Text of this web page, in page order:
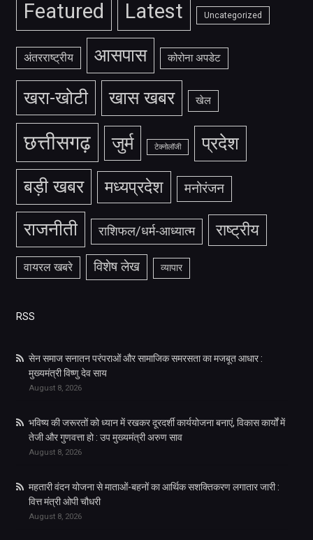
Featured Latest Uncategorized
अंतरराष्ट्रीय आसपास कोरोना अपडेट
खरा-खोटी खास खबर खेल
छत्तीसगढ़ जुर्म टेक्नोलॉजी प्रदेश
बड़ी खबर मध्यप्रदेश मनोरंजन
राजनीती राशिफल/धर्म-आध्यात्म राष्ट्रीय
वायरल खबरे विशेष लेख व्यापार
RSS
सेन समाज सनातन परंपराओं और सामाजिक समरसता का मजबूत आधार :
मुख्यमंत्री विष्णु देव साय
August 8, 2026
भविष्य की जरूरतों को ध्यान में रखकर दूरदर्शी कार्ययोजना बनाएं, विकास कार्यों में
तेजी और गुणवत्ता हो : उप मुख्यमंत्री अरुण साव
August 8, 2026
महतारी वंदन योजना से माताओं-बहनों का आर्थिक सशक्तिकरण लगातार जारी :
वित्त मंत्री ओपी चौधरी
August 8, 2026